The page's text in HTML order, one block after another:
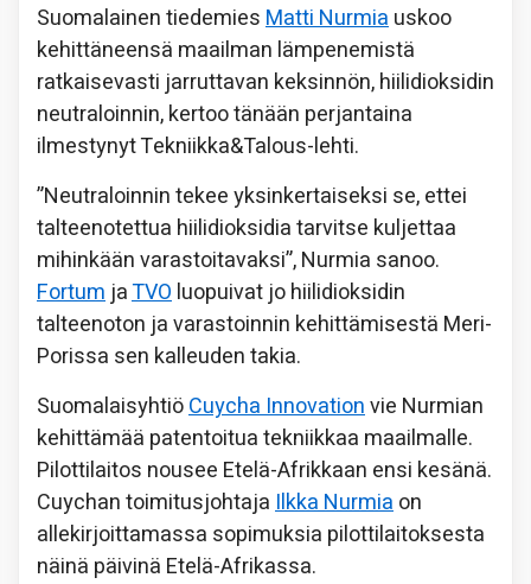
Suomalainen tiedemiesMatti Nurmiauskoo
kehittäneensä maailman lämpenemistä
ratkaisevasti jarruttavan keksinnön, hiilidioksidin
neutraloinnin, kertoo tänään perjantaina
ilmestynyt Tekniikka&Talous-lehti.
”Neutraloinnin tekee yksinkertaiseksi se, ettei
talteenotettua hiilidioksidia tarvitse kuljettaa
mihinkään varastoitavaksi”, Nurmia sanoo.
Fortum jaTVOluopuivat jo hiilidioksidin
talteenoton ja varastoinnin kehittämisestä Meri-
Porissa sen kalleuden takia.
SuomalaisyhtiöCuycha Innovationvie Nurmian
kehittämää patentoitua tekniikkaa maailmalle.
Pilottilaitos nousee Etelä-Afrikkaan ensi kesänä.
Cuychan toimitusjohtajaIlkka Nurmiaon
allekirjoittamassa sopimuksia pilottilaitoksesta
näinä päivinä Etelä-Afrikassa.